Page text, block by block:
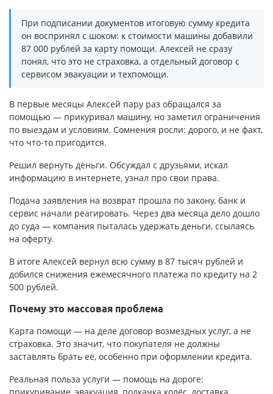
При подписании документов итоговую сумму кредита
он воспринял с шоком: к стоимости машины добавили
87 000 рублей за карту помощи. Алексей не сразу
понял, что это не страховка, а отдельный договор с
сервисом эвакуации и техпомощи.
В первые месяцы Алексей пару раз обращался за
помощью — прикуривал машину, но заметил ограничения
по выездам и условиям. Сомнения росли: дорого, и не факт,
что что-то пригодится.
Решил вернуть деньги. Обсуждал с друзьями, искал
информацию в интернете, узнал про свои права.
Подача заявления на возврат прошла по закону, банк и
сервис начали реагировать. Через два месяца дело дошло
до суда — компания пыталась удержать деньги, ссылаясь
на оферту.
В итоге Алексей вернул всю сумму в 87 тысяч рублей и
добился снижения ежемесячного платежа по кредиту на 2
500 рублей.
Почему это массовая проблема
Карта помощи — на деле договор возмездных услуг, а не
страховка. Это значит, что покупателя не должны
заставлять брать её, особенно при оформлении кредита.
Реальная польза услуги — помощь на дороге: